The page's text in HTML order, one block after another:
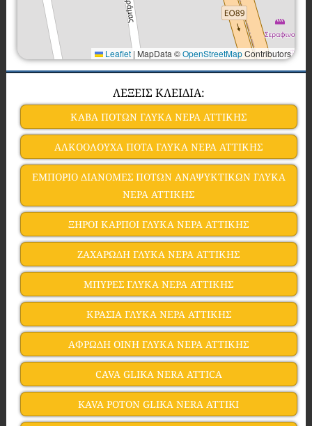
Leaflet | MapData ©OpenStreetMapContributors
ΛΕΞΕΙΣ ΚΛΕΙΔΙΑ:
ΚΑΒΑ ΠΟΤΩΝ ΓΛΥΚΑ ΝΕΡΑ ΑΤΤΙΚΗΣ
ΑΛΚΟΟΛΟΥΧΑ ΠΟΤΑ ΓΛΥΚΑ ΝΕΡΑ ΑΤΤΙΚΗΣ
ΕΜΠΟΡΙΟ ΔΙΑΝΟΜΕΣ ΠΟΤΩΝ ΑΝΑΨΥΚΤΙΚΩΝ ΓΛΥΚΑ
ΝΕΡΑ ΑΤΤΙΚΗΣ
ΞΗΡΟΙ ΚΑΡΠΟΙ ΓΛΥΚΑ ΝΕΡΑ ΑΤΤΙΚΗΣ
ΖΑΧΑΡΩΔΗ ΓΛΥΚΑ ΝΕΡΑ ΑΤΤΙΚΗΣ
ΜΠΥΡΕΣ ΓΛΥΚΑ ΝΕΡΑ ΑΤΤΙΚΗΣ
ΚΡΑΣΙΑ ΓΛΥΚΑ ΝΕΡΑ ΑΤΤΙΚΗΣ
ΑΦΡΩΔΗ ΟΙΝΗ ΓΛΥΚΑ ΝΕΡΑ ΑΤΤΙΚΗΣ
CAVA GLIKA NERA ATTICA
KAVA POTON GLIKA NERA ATTIKI